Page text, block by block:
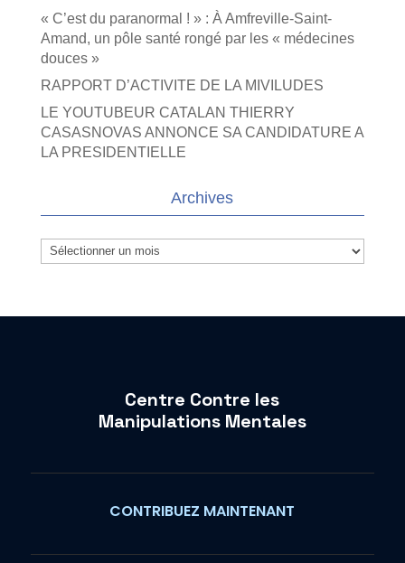
« C’est du paranormal ! » : À Amfreville-Saint-
Amand, un pôle santé rongé par les « médecines
douces »
RAPPORT D’ACTIVITE DE LA MIVILUDES
LE YOUTUBEUR CATALAN THIERRY
CASASNOVAS ANNONCE SA CANDIDATURE A
LA PRESIDENTIELLE
Archives
Archives
Centre Contre les
Manipulations Mentales
CONTRIBUEZ MAINTENANT